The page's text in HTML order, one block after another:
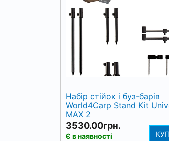
Набір стійок і буз-барів
World4Carp Stand Kit
MAX 2
3530.00грн.
Є в наявності